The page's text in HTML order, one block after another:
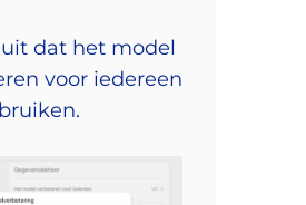
dat het model
voor iedereen